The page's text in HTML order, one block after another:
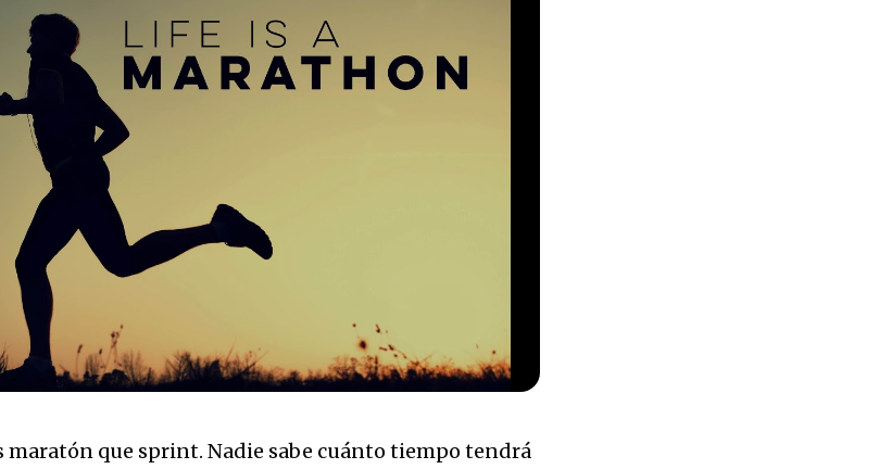
maratón que sprint. Nadie sabe cuánto tiempo tendrá